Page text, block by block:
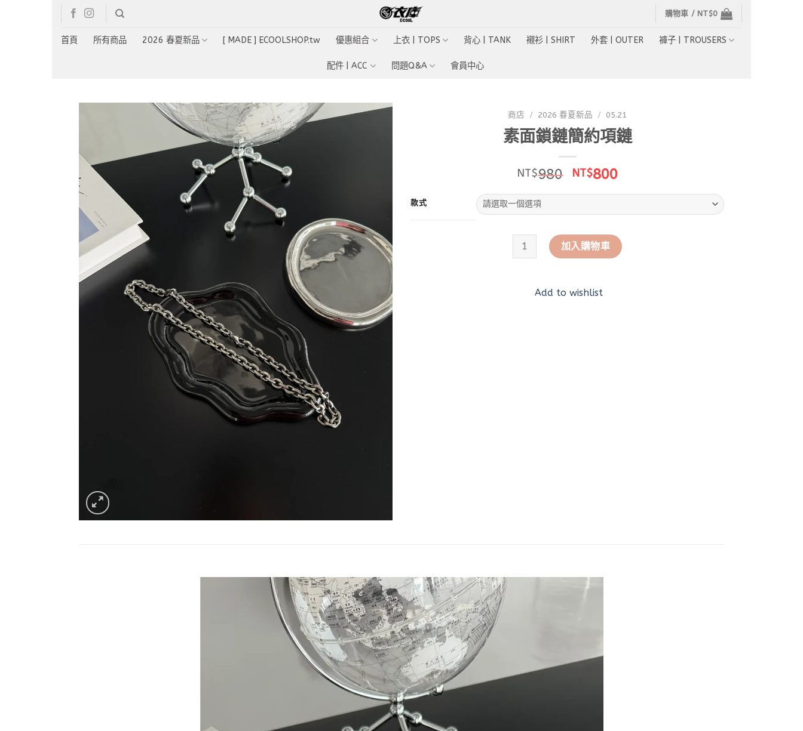
Skip
to
content
購物車 / NT$0
首頁 所有商品 2026 春夏新品 [ MADE ] ECOOLSHOP.tw 優惠組合 上衣 | TOPS 背心 | TANK 襯衫 | SHIRT 外套 | OUTER 褲子 | TROUSERS
配件 | ACC 問題Q&A 會員中心
商店 / 2026 春夏新品 / 05.21
素面鎖鏈簡約項鏈
NT$980 原
格：
NT$980。
NT$800目
格：
款式
素面鎖鏈簡約項鏈 數量
加入購物車
Add to wishlist